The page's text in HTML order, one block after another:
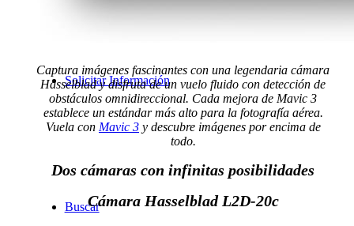
Solicitar Información
Buscar
Captura imágenes fascinantes con una legendaria cámara
Hasselblad y disfruta de un vuelo fluido con detección de
obstáculos omnidireccional. Cada mejora de Mavic 3
establece un estándar más alto para la fotografía aérea.
Vuela con Mavic 3y descubre imágenes por encima de
todo.
Dos cámaras con infinitas posibilidades
Cámara Hasselblad L2D-20c